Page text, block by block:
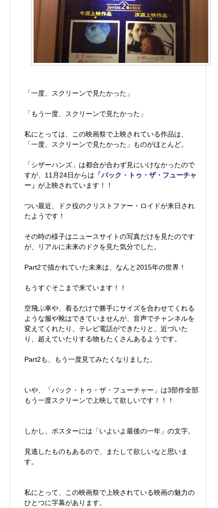
「一度、スクリーンで見たかった」
「もう一度、スクリーンで見たかった」
私にとっては、この映画祭で上映されている作品は、
「一度、スクリーンで見たかった」ものがほとんど。
「シザーハンズ」は都合が合わず見にいけなかったので
すが、11月24日からは 「バック・トゥ・ザ・フューチャ
ー」 が上映されています！！
つい最近、ドク役のクリストファー・ロイドが来日され
たようです！
その時の様子はニュースサイトの写真だけを見たのです
が、リアルに未来のドクを見た気分でした。
Part2で描かれていた未来は、なんと2015年の世界！
もうすぐそこまで来ています！！
空飛ぶ車や、着るだけで勝手にサイズを合わせてくれる
ような服や靴はできていませんが、音声でチャンネルを
変えてくれたり、テレビ電話ができたりと、近づいた
り、超えていたりする物もたくさんあるようです。
Part2も、もう一度見てみたくなりました。
いや、「バック・トゥ・ザ・フューチャー」は3部作全部
もう一度スクリーンで上映して欲しいです！！！
しかし、ポスターには「いよいよ最後の一年」の文字。
見逃したものもあるので、またして欲しいなと思いま
す。
私にとって、この映画祭で上映されている映画の魅力の
ひとつに字幕があります。